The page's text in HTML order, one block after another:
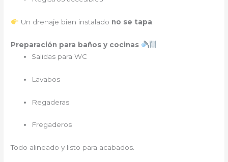
Un drenaje bien instalado no se tapa
Preparación para baños y cocinas
Salidas para WC
Lavabos
Regaderas
Fregaderos
Todo alineado y listo para acabados.